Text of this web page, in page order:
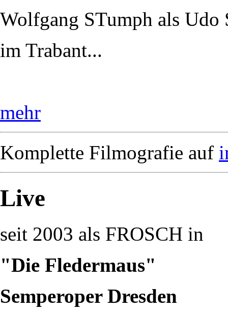
Wolfgang STumph als Udo
im Trabant...
mehr
Komplette Filmografie auf
Live
seit 2003 als FROSCH in
"Die Fledermaus"
Semperoper Dresden